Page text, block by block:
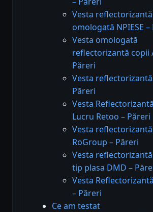
Vesta
omologată NPIESE –
Vesta omologată
reflectorizantă copii
Păreri
Vesta reflectorizantă
Păreri
Vesta
Lucru Retoo – Păreri
Vesta
RoGroup – Păreri
Vesta
tip plasa DMD –
Vesta
– Păreri
Ce am testat